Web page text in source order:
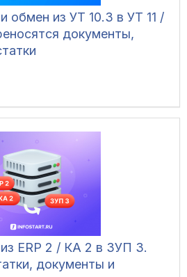
обмен из УТ 10.3 в УТ 11 /
документы,
ERP 2 / КА 2 в ЗУП 3.
документы и